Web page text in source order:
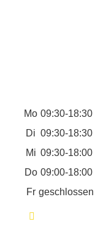
Mo 09:30-18:30
Di 09:30-18:30
Mi 09:30-18:00
Do 09:00-18:00
Fr geschlossen